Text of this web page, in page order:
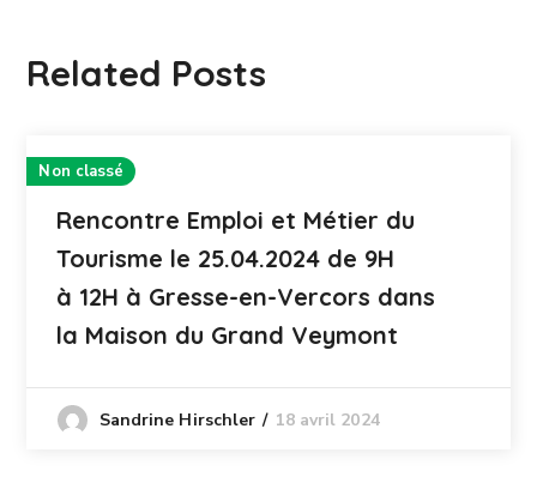
Related Posts
Non classé
Rencontre Emploi et Métier du
Tourisme le 25.04.2024 de 9H
à 12H à Gresse-en-Vercors dans
la Maison du Grand Veymont
Sandrine Hirschler 18 avril 2024